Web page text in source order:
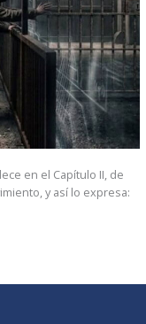
en el Capítulo II, de
y así lo expresa: